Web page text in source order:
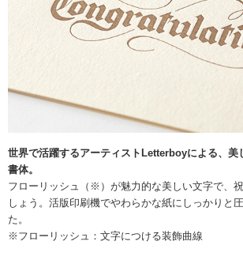
世界で活躍するアーティストLetterboyによる、美
書体。
フローリッシュ（※）が魅力的な美しい文字で、
しょう。活版印刷機でやわらかな紙にしっかりと
た。
※フローリッシュ：文字につける装飾曲線